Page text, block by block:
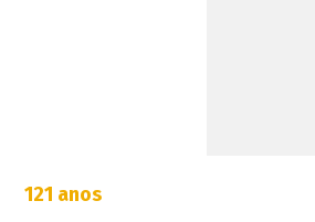
121 anos